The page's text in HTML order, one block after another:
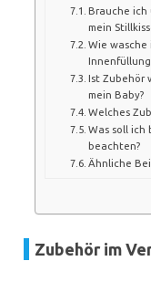
Brauche ich
mein
Wie wasche
Ist Zubehör
mein Baby?
Welches
Was soll ich
beachten?
Ähnliche
Zubehör im